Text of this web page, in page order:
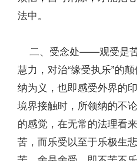
法中。
二、受念处——观受是
慧力，对治“缘受执乐”的
纳为义，也即感受外界的
境界接触时，所领纳的不
的感觉，在无常的法理看
苦，而乐受以至于乐极生